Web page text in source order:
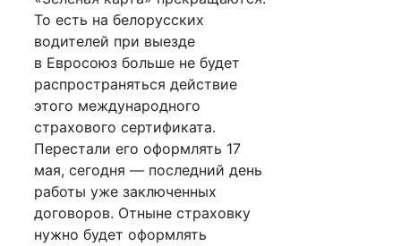
То есть на белорусских
водителей при выезде
в Евросоюз больше не будет
распространяться действие
этого международного
страхового сертификата.
Перестали его оформлять 17
мая, сегодня — последний день
работы уже заключенных
договоров. Отныне страховку
нужно будет оформлять